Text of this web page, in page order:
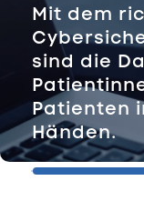
Mit dem
sind die
Patienten
Händen.